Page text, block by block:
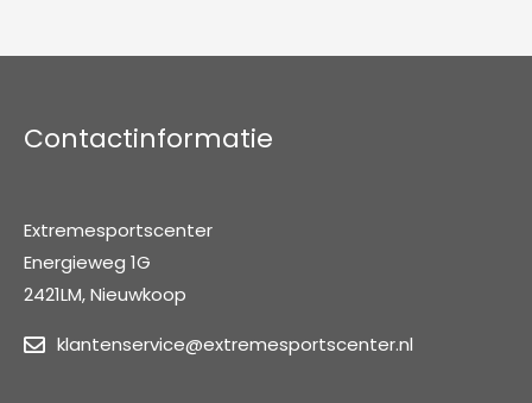
Contactinformatie
Extremesportscenter
Energieweg 1G
2421LM, Nieuwkoop
klantenservice@extremesportscenter.nl